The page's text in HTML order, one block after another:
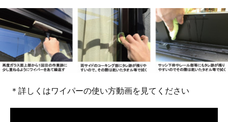
＊詳しくはワイパーの使い方動画を見てください